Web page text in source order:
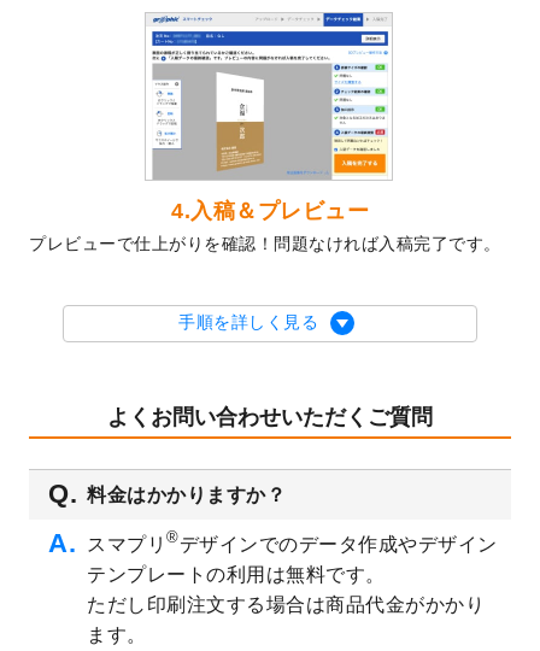
2024年版4月始まりのカレンダーデザイン
テンプレートを公開いたしました。
2024年辰年の年賀ポスターデザインテンプ
レート
を公開いたしました。
箔押し年賀状のデザインテンプレート
開いたしました。
クリアファイル、封筒、うちわにてオリジ
ナルデザインで作成できるようになりまし
た！
を公開いたしました。
2023/9/1
2024年版1月始まりのカレンダーデザイン
オリジナルサイズ、変型サイズで作成でき
るようになりました！
2023/8/18
チケットのデザインテンプレートを追加し
ました。
2023/8/7
【新商品】チケット
が作成できるようにな
りました！
美容・エステのチラシデザインテンプレー
トを追加しました。
4.入稿＆プレビュー
プレビューで仕上がりを確認！問題なければ入稿完了です。
手順を詳しく見る
よくお問い合わせいただくご質問
料金はかかりますか？
スマプリ ®デザインでのデータ作成やデザイン
テンプレートの利用は無料です。
ただし印刷注文する場合は商品代金がかかり
ます。